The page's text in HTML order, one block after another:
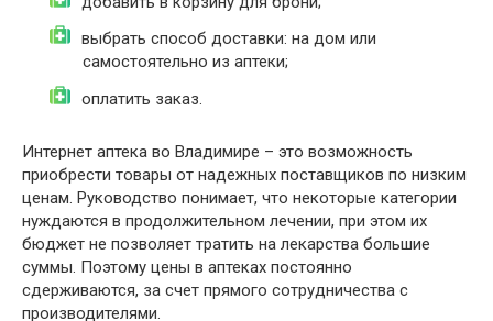
выбрать способ доставки: на дом или
самостоятельно из аптеки;
оплатить заказ.
Интернет аптека во Владимире – это возможность
приобрести товары от надежных поставщиков по низким
ценам. Руководство понимает, что некоторые категории
нуждаются в продолжительном лечении, при этом их
бюджет не позволяет тратить на лекарства большие
суммы. Поэтому цены в аптеках постоянно
сдерживаются, за счет прямого сотрудничества с
производителями.